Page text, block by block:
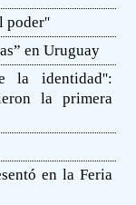
poder''
en Uruguay
la identidad'':
la primera
en la Feria